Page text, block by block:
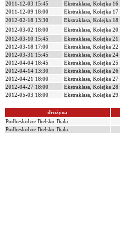
2011-12-03 15:45
Ekstraklasa, Kolejka 16
2011-12-09 18:00
Ekstraklasa, Kolejka 17
2012-02-18 13:30
Ekstraklasa, Kolejka 18
2012-03-02 18:00
Ekstraklasa, Kolejka 20
2012-03-10 15:45
Ekstraklasa, Kolejka 21
2012-03-18 17:00
Ekstraklasa, Kolejka 22
2012-03-31 15:45
Ekstraklasa, Kolejka 24
2012-04-04 18:45
Ekstraklasa, Kolejka 25
2012-04-14 13:30
Ekstraklasa, Kolejka 26
2012-04-21 18:00
Ekstraklasa, Kolejka 27
2012-04-27 18:00
Ekstraklasa, Kolejka 28
2012-05-03 18:00
Ekstraklasa, Kolejka 29
drużyna
Podbeskidzie Bielsko-Biała
Podbeskidzie Bielsko-Biała